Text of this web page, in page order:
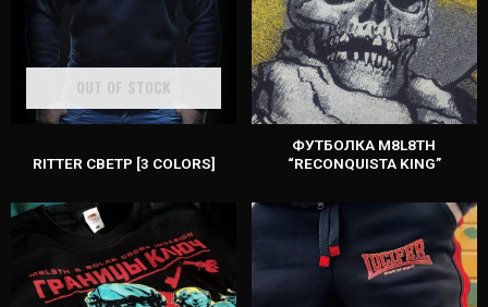
OUT OF STOCK
RITTER СВЕТР [3 COLORS]
ФУТБОЛКА M8L8TH
“RECONQUISTA KING”